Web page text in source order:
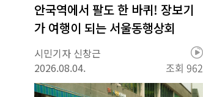
안국역에서 팔도 한 바퀴! 장보기
가 여행이 되는 서울동행상회
시민기자 신창근
2026.08.04.
영
상
조회 962